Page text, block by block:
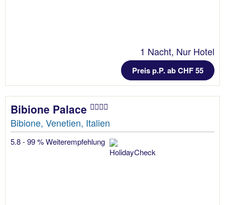
1 Nacht, Nur Hotel
Preis p.P. ab CHF 55
Bibione Palace
Bibione, Venetien, Italien
5.8 - 99 % Weiterempfehlung